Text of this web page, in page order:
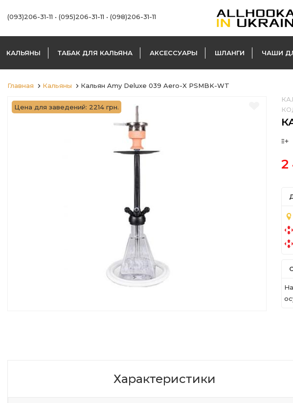
(093)206-31-11 • (095)206-31-11 • (098)206-31-11
КАЛЬЯНЫ ТАБАК ДЛЯ КАЛЬЯНА АКСЕССУАРЫ ШЛАНГИ ЧАШИ
Главная Кальяны Кальян Amy Deluxe 039 Aero-X PSMBK-WT
Цена для заведений: 2214 грн.
2
Характеристики